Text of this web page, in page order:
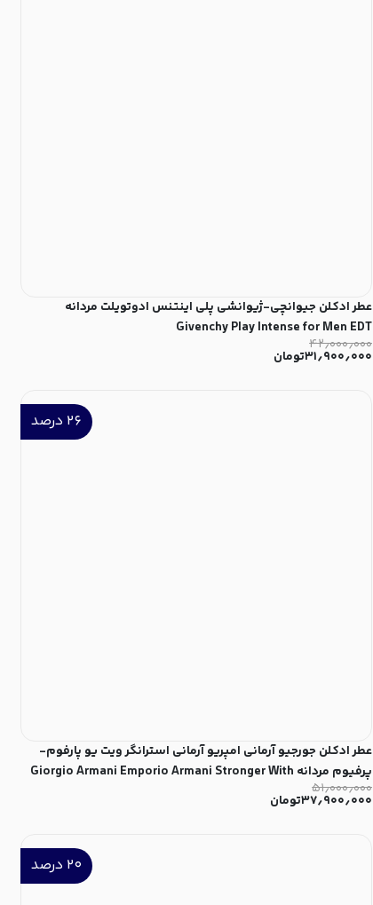
عطر ادکلن جیوانچی-ژیوانشی پلی اینتنس ادوتویلت مردانه
Givenchy Play Intense for Men EDT
۴۲٫۰۰۰٫۰۰۰
۳۱٫۹۰۰٫۰۰۰تومان
۲۶ درصد
عطر ادکلن جورجیو آرمانی امپریو آرمانی استرانگر ویت یو پارفوم-
پرفیوم مردانه Giorgio Armani Emporio Armani Stronger With
You Parfum for Men
۵۱٫۰۰۰٫۰۰۰
۳۷٫۹۰۰٫۰۰۰تومان
۲۰ درصد